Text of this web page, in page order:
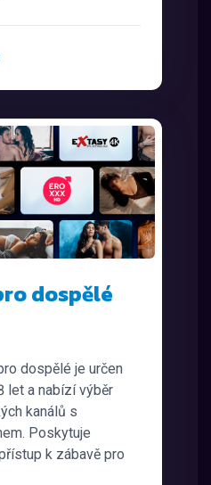
dospělé
dospělé je určen
let a nabízí výběr
kanálů s
Poskytuje
k zábavě pro